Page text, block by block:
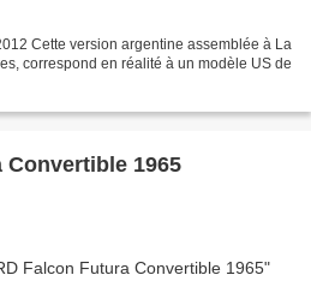
Cette version argentine assemblée à La
correspond en réalité à un modèle US de
Convertible 1965